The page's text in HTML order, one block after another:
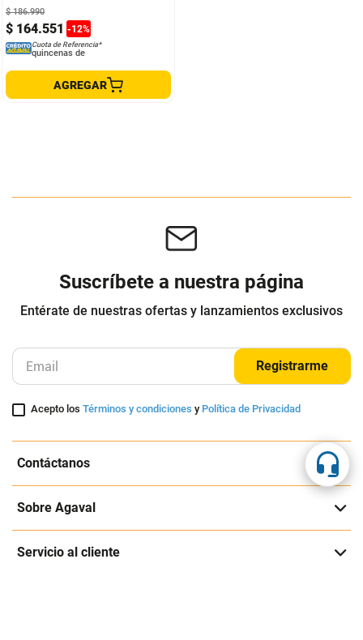
$ 164.551 -12%
$ 186.990
Cuota de Referencia*
quincenas de
AGREGAR
Suscríbete a nuestra página
Entérate de nuestras ofertas y lanzamientos exclusivos
Registrarme
Acepto losTérminos y condiciones y Política de Privacidad
Contáctanos
Sobre Agaval
Servicio al cliente